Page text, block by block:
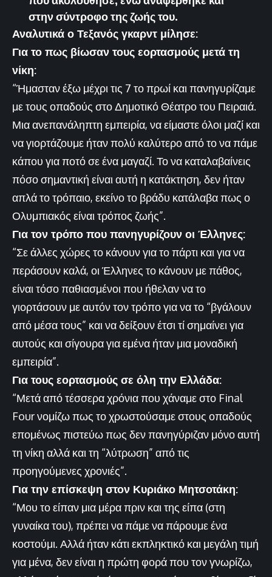
στην σύντροφο της ζωής του.
Αναλυτικά ο Τεξανός γκαρντ μίλησε:
Για το πως βίωσαν τους εορτασμούς μετά τη
νίκη:
“Ήμασταν έξω μέχρι τις 7 το πρωί και πανηγυρίζαμε
με τους οπαδούς στο Δημοτικό Θέατρο του Πειραιά.
Μια ανεπανάληπτη εμπειρία, να είμαστε όλοι μαζί και
να γιορτάζουμε ήταν πολύ καλύτερο από το να πάμε
κάπου για ποτό σε ένα μαγαζί. Το να καταλαβαίνεις
πόσο σημαντική είναι αυτή η κατάκτηση, δεν ήταν
απλά το τρόπαιο, εκείνο το βράδυ κατάλαβα πως ο
Ολυμπιακός είναι τρόπος ζωής”.
Για τον τρόπο που πανηγυρίζουν οι Έλληνες:
“Σε άλλες χώρες το κάνουν για το πάρτι και για να
περάσουν καλά, οι Έλληνες το κάνουν με πάθος,
είναι τόσο παθιασμένοι που ήθελαν να το
γιορτάσουν με αυτόν τον τρόπο για να το “βγάλουν
από μέσα τους” και να δείξουν έτσι τί σημαίνει για
αυτούς και σίγουρα για εμένα ήταν μια μοναδική
εμπειρία”.
Για τους εορτασμούς σε όλη την Ελλάδα:
“Μετά από τέσσερα χρόνια που χάναμε στο Final
Four νομίζω πως το χρωστούσαμε στους οπαδούς
επομένως πιστεύω πως δεν πανηγύριζαν μόνο αυτή
τη νίκη αλλά και τη “λύτρωση” από τις
προηγούμενες χρονιές”.
Για την επίσκεψη στον Κυριάκο Μητσοτάκη:
“Μου το είπαν μια μέρα πριν και της είπα (στη
γυναίκα του), πρέπει να πάμε να πάρουμε ένα
κοστούμι. Αλλά ήταν κάτι εκπληκτικό και μεγάλη τιμή
για μένα, δεν είναι η πρώτη φορά που τον γνωρίζω,